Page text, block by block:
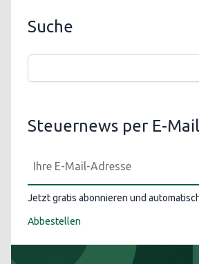
Suche
Steuernews per E-Mail
Jetzt gratis abonnieren und
Abbestellen